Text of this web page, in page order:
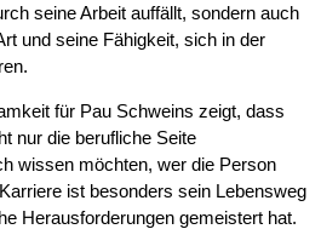
seine Arbeit auffällt, sondern auch
und seine Fähigkeit, sich in der
für Pau Schweins zeigt, dass
nur die berufliche Seite
wissen möchten, wer die Person
ist besonders sein Lebensweg
Herausforderungen gemeistert hat.